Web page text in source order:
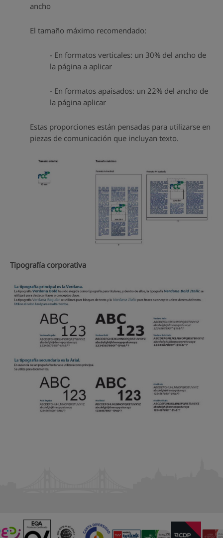
ancho
El tamaño máximo recomendado:
- En formatos verticales: un 30% del ancho de
la página a aplicar
- En formatos apaisados: un 22% del ancho de
la página aplicar
Estas proporciones están pensadas para utilizarse en
piezas de comunicación que incluyan texto.
Tipografía corporativa